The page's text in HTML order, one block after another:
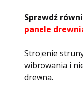
Sprawdź
panele
Strojenie
wibrowania i
drewna.